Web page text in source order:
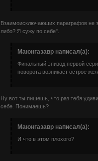
Взаимоисключающих параграфов не
либо? Я сужу по себе".
Маюнгазавр написал(а):
Финальный эпизод первой
поворота возникает острое
Ну вот ты пишешь, что раз тебя
себе. Понимаешь?
Маюнгазавр написал(а):
И что в этом плохого?